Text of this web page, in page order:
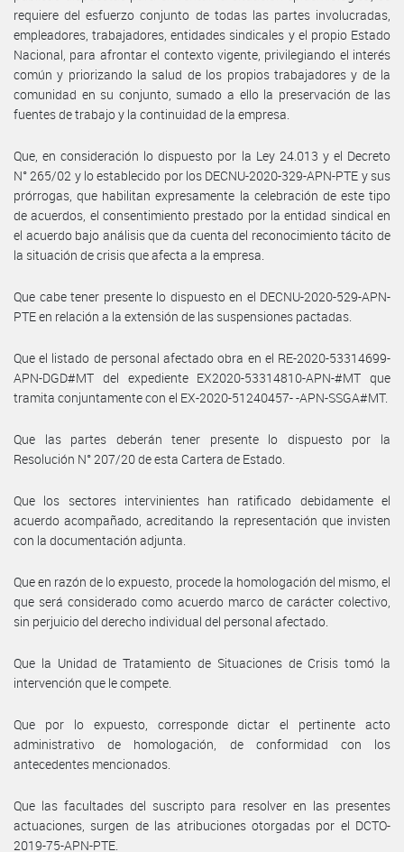
requiere del esfuerzo conjunto de todas las partes involucradas,
empleadores, trabajadores, entidades sindicales y el propio Estado
Nacional, para afrontar el contexto vigente, privilegiando el interés
común y priorizando la salud de los propios trabajadores y de la
comunidad en su conjunto, sumado a ello la preservación de las
fuentes de trabajo y la continuidad de la empresa.
Que, en consideración lo dispuesto por la Ley 24.013 y el Decreto
N° 265/02 y lo establecido por los DECNU-2020-329-APN-PTE y sus
prórrogas, que habilitan expresamente la celebración de este tipo
de acuerdos, el consentimiento prestado por la entidad sindical en
el acuerdo bajo análisis que da cuenta del reconocimiento tácito de
la situación de crisis que afecta a la empresa.
Que cabe tener presente lo dispuesto en el DECNU-2020-529-APN-
PTE en relación a la extensión de las suspensiones pactadas.
Que el listado de personal afectado obra en el RE-2020-53314699-
APN-DGD#MT del expediente EX2020-53314810-APN-#MT que
tramita conjuntamente con el EX-2020-51240457- -APN-SSGA#MT.
Que las partes deberán tener presente lo dispuesto por la
Resolución N° 207/20 de esta Cartera de Estado.
Que los sectores intervinientes han ratificado debidamente el
acuerdo acompañado, acreditando la representación que invisten
con la documentación adjunta.
Que en razón de lo expuesto, procede la homologación del mismo, el
que será considerado como acuerdo marco de carácter colectivo,
sin perjuicio del derecho individual del personal afectado.
Que la Unidad de Tratamiento de Situaciones de Crisis tomó la
intervención que le compete.
Que por lo expuesto, corresponde dictar el pertinente acto
administrativo de homologación, de conformidad con los
antecedentes mencionados.
Que las facultades del suscripto para resolver en las presentes
actuaciones, surgen de las atribuciones otorgadas por el DCTO-
2019-75-APN-PTE.